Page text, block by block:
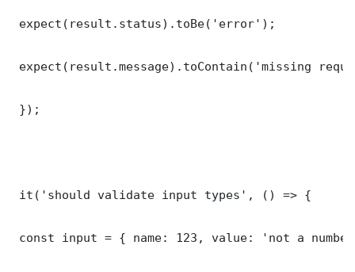
expect(result.status).toBe('error');
expect(result.message).toContain('missing
});
it('should validate input types', () => {
const input = { name: 123, value: 'not a